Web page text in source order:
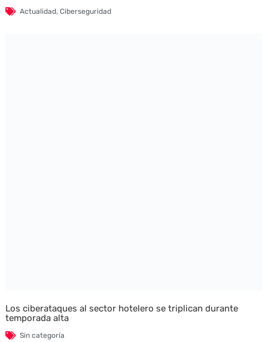
Actualidad, Ciberseguridad
Los ciberataques al sector hotelero se triplican durante
temporada alta
Sin categoría